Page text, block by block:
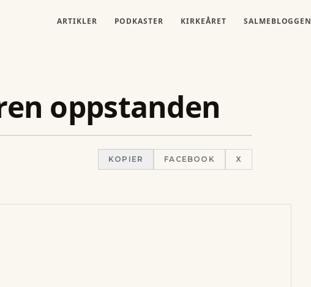
ARTIKLER PODKASTER KIRKEÅRET SALMEBLOGGEN
oppstanden
KOPIER FACEBOOK X